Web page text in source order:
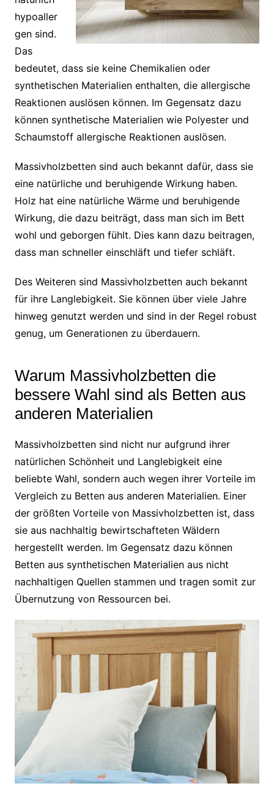
hypoaller
gen sind.
Das
bedeutet, dass sie keine Chemikalien oder
synthetischen Materialien enthalten, die allergische
Reaktionen auslösen können. Im Gegensatz dazu
können synthetische Materialien wie Polyester und
Schaumstoff allergische Reaktionen auslösen.
Massivholzbetten sind auch bekannt dafür, dass sie
eine natürliche und beruhigende Wirkung haben.
Holz hat eine natürliche Wärme und beruhigende
Wirkung, die dazu beiträgt, dass man sich im Bett
wohl und geborgen fühlt. Dies kann dazu beitragen,
dass man schneller einschläft und tiefer schläft.
Des Weiteren sind Massivholzbetten auch bekannt
für ihre Langlebigkeit. Sie können über viele Jahre
hinweg genutzt werden und sind in der Regel robust
genug, um Generationen zu überdauern.
Warum Massivholzbetten die
bessere Wahl sind als Betten aus
anderen Materialien
Massivholzbetten sind nicht nur aufgrund ihrer
natürlichen Schönheit und Langlebigkeit eine
beliebte Wahl, sondern auch wegen ihrer Vorteile im
Vergleich zu Betten aus anderen Materialien. Einer
der größten Vorteile von Massivholzbetten ist, dass
sie aus nachhaltig bewirtschafteten Wäldern
hergestellt werden. Im Gegensatz dazu können
Betten aus synthetischen Materialien aus nicht
nachhaltigen Quellen stammen und tragen somit zur
Übernutzung von Ressourcen bei.